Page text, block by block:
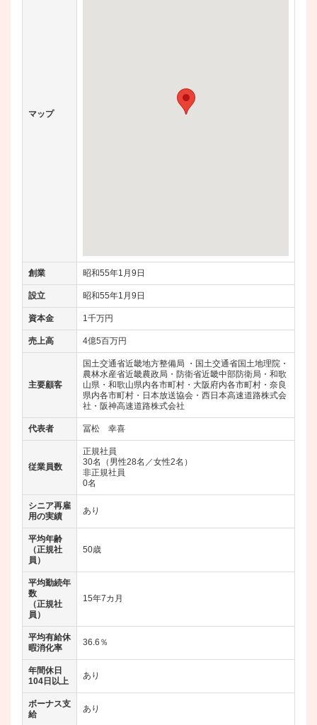
マップ
創業 昭和55年1月9日
設立 昭和55年1月9日
資本金 1千万円
売上高 4億5百万円
主要顧客
国土交通省近畿地方整備局 ・国土交通省国土地理院・
農林水産省近畿農政局・防衛省近畿中部防衛局・和歌
山県・和歌山県内各市町村・大阪府内各市町村・奈良
県内各市町村・日本放送協会・西日本高速道路株式会
社・阪神高速道路株式会社
代表者 冨松 幸喜
従業員数
正規社員
30名（男性28名／女性2名）
非正規社員
0名
シニア再雇
用の実績
あり
平均年齢
（正規社
員）
50歳
平均勤続年
数
（正規社
員）
15年7カ月
平均有給休
暇消化率
36.6％
年間休日
104日以上
あり
ボーナス支
給
あり